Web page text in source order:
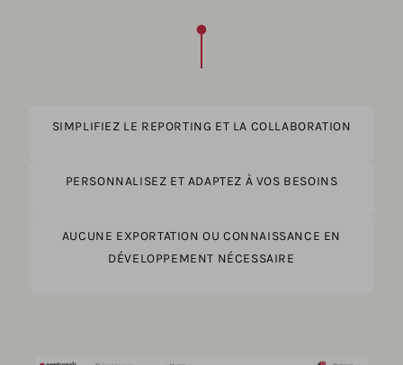
SIMPLIFIEZ LE REPORTING ET LA COLLABORATION
PERSONNALISEZ ET ADAPTEZ À VOS BESOINS
AUCUNE EXPORTATION OU CONNAISSANCE EN
DÉVELOPPEMENT NÉCESSAIRE